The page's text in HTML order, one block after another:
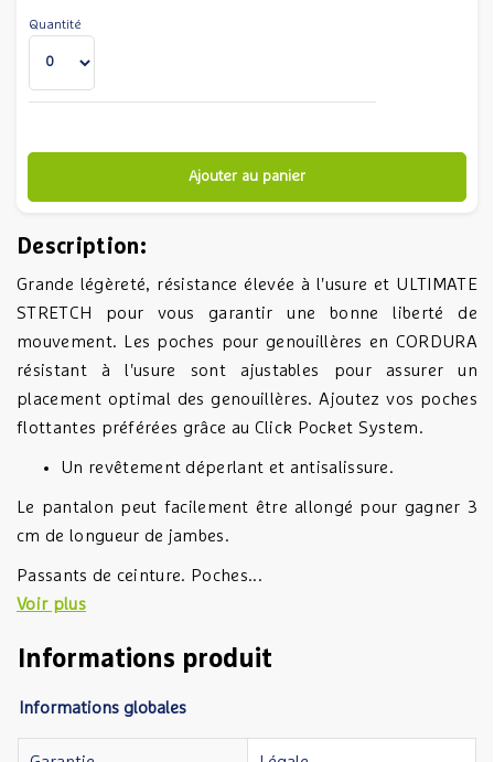
Quantité
Ajouter au panier
Description:
Grande légèreté, résistance élevée à l'usure et ULTIMATE
STRETCH pour vous garantir une bonne liberté de
mouvement. Les poches pour genouillères en CORDURA
résistant à l'usure sont ajustables pour assurer un
placement optimal des genouillères. Ajoutez vos poches
flottantes préférées grâce au Click Pocket System.
Un revêtement déperlant et antisalissure.
Le pantalon peut facilement être allongé pour gagner 3
cm de longueur de jambes.
Passants de ceinture. Poches...
Voir plus
Informations produit
Informations globales